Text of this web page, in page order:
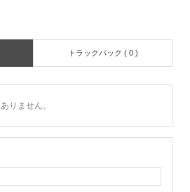
トラックバック ( 0 )
りません。